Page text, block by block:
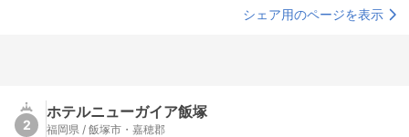
シェア用のページを表示
2
ホテルニューガイア飯塚
福岡県 / 飯塚市・嘉穂郡